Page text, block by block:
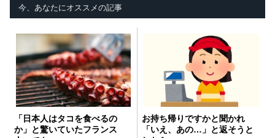
今、あなたにオススメの記事
「日本人はタコを食べるの
か」と驚いていたフランス
お持ち帰りですかと聞かれ
「いえ、あの…」と返そうと